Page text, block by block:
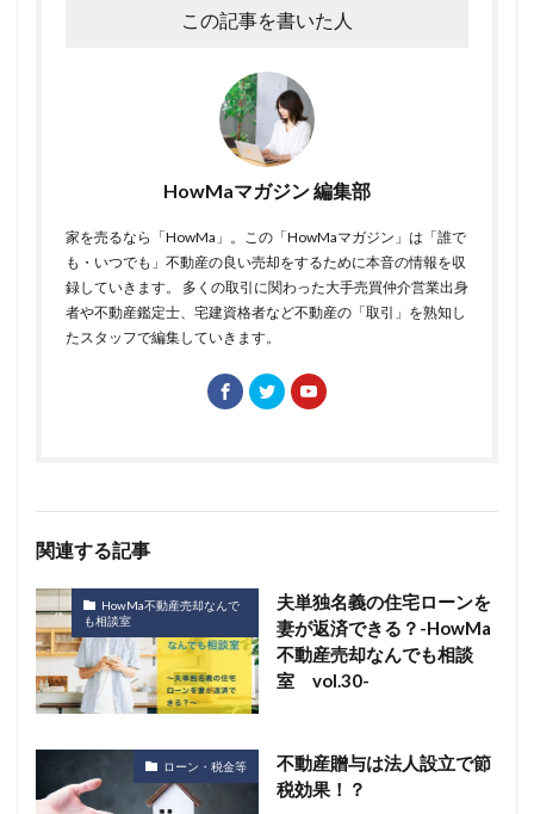
この記事を書いた人
HowMaマガジン 編集部
家を売るなら「HowMa」。この「HowMaマガジン」は「誰で
も・いつでも」不動産の良い売却をするために本音の情報を収
録していきます。 多くの取引に関わった大手売買仲介営業出身
者や不動産鑑定士、宅建資格者など不動産の「取引」を熟知し
たスタッフで編集していきます。
関連する記事
HowMa不動産売却なんで
も相談室
夫単独名義の住宅ローンを
妻が返済できる？-HowMa
不動産売却なんでも相談
室 vol.30-
ローン・税金等
不動産贈与は法人設立で節
税効果！？